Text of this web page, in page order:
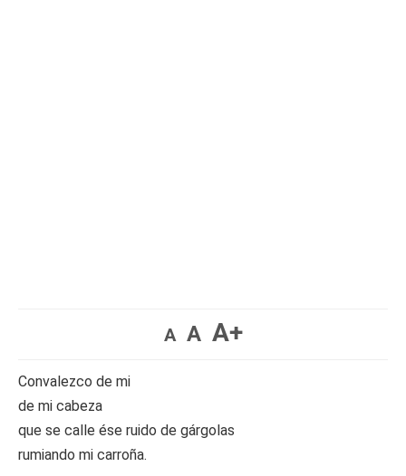
A A A+
Convalezco de mi
de mi cabeza
que se calle ése ruido de gárgolas
rumiando mi carroña.